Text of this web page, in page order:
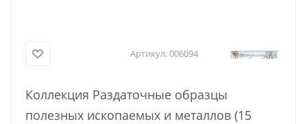
Артикул:006094
Коллекция Раздаточные образцы
полезных ископаемых и металлов (15